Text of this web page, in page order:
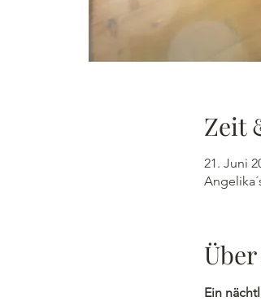
Zeit
21. Juni
Ein